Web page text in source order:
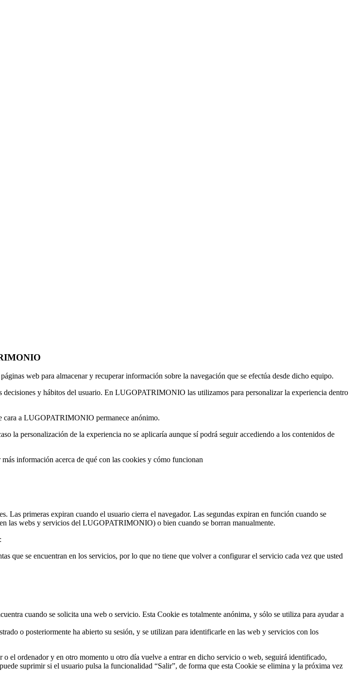
web para almacenar y recuperar información sobre la navegación que se efectúa desde dicho equipo.
y hábitos del usuario. En LUGOPATRIMONIO las utilizamos para personalizar la experiencia dentro
cara a LUGOPATRIMONIO permanece anónimo.
la personalización de la experiencia no se aplicaría aunque sí podrá seguir accediendo a los contenidos de
información acerca de qué con las cookies y cómo funcionan
Las primeras expiran cuando el usuario cierra el navegador. Las segundas expiran en función cuando se
las webs y servicios del LUGOPATRIMONIO) o bien cuando se borran manualmente.
que se encuentran en los servicios, por lo que no tiene que volver a configurar el servicio cada vez que usted
cuando se solicita una web o servicio. Esta Cookie es totalmente anónima, y sólo se utiliza para ayudar a
o posteriormente ha abierto su sesión, y se utilizan para identificarle en las web y servicios con los
el ordenador y en otro momento u otro día vuelve a entrar en dicho servicio o web, seguirá identificado,
suprimir si el usuario pulsa la funcionalidad “Salir”, de forma que esta Cookie se elimina y la próxima vez